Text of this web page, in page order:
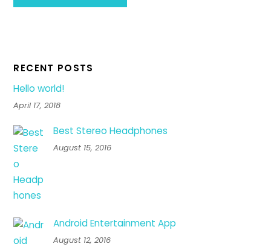
RECENT POSTS
Hello world!
April 17, 2018
Best Stereo Headphones
August 15, 2016
Android Entertainment App
August 12, 2016